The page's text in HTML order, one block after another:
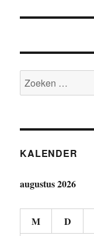
Zoeken
naar:
KALENDER
augustus 2026
M D